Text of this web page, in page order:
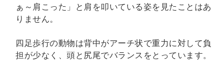
ぁ～肩こった」と肩を叩いている姿を見たことはあ
りません。
四足歩行の動物は背中がアーチ状で重力に対して負
担が少なく、頭と尻尾でバランスをとっています。